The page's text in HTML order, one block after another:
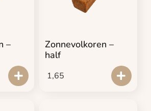
–
Zonnevolkoren –
half
1,65